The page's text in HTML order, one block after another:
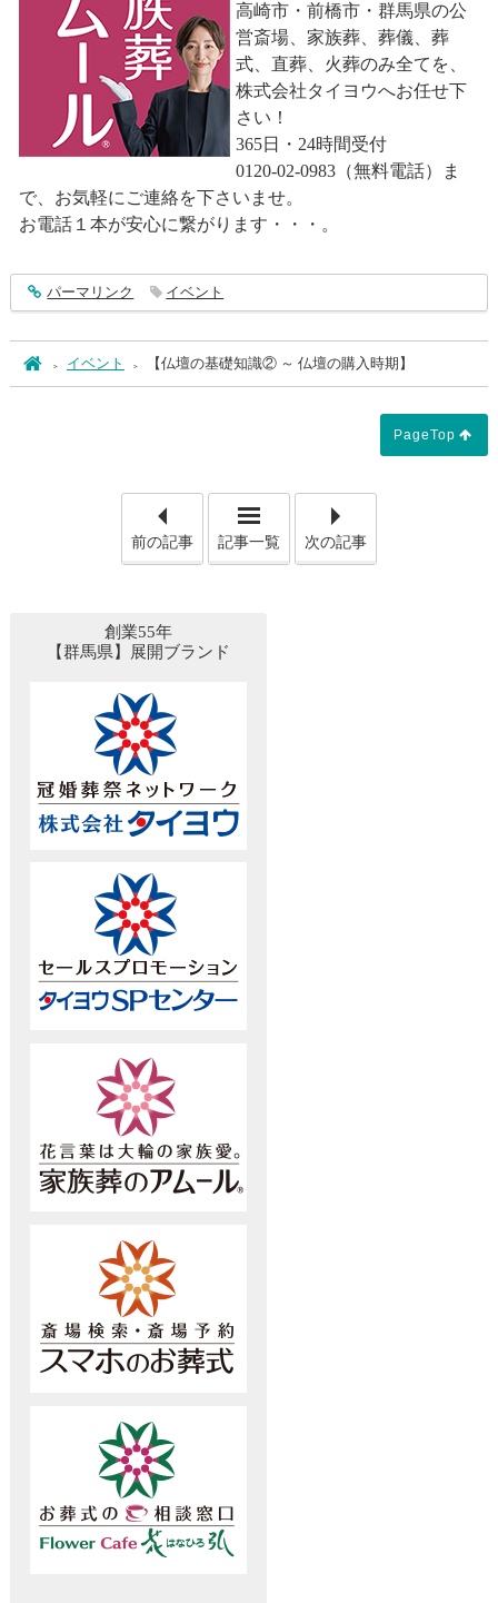
高崎市・前橋市・群馬県の公
営斎場、家族葬、葬儀、葬
式、直葬、火葬のみ全てを、
株式会社タイヨウへお任せ下
さい！
365日・24時間受付
0120-02-0983（無料電話）ま
で、お気軽にご連絡を下さいませ。
お電話１本が安心に繋がります・・・。
entry5244
パーマリンク イベント
ホームイベント 【仏壇の基礎知識② ～ 仏壇の購入時期】
PageTop
前の記事 記事一覧 次の記事
創業55年
【群馬県】展開ブランド